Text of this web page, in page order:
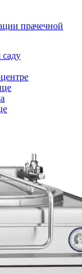
прачечной
саду